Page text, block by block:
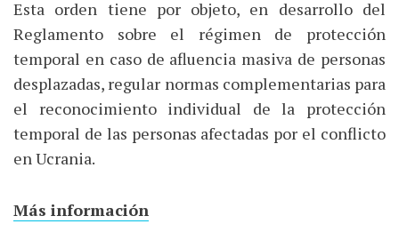
Esta orden tiene por objeto, en desarrollo del
Reglamento sobre el régimen de protección
temporal en caso de afluencia masiva de personas
desplazadas, regular normas complementarias para
el reconocimiento individual de la protección
temporal de las personas afectadas por el conflicto
en Ucrania.
Más información